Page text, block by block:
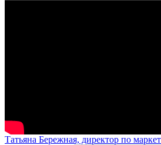
Татьяна Бережная, директор по